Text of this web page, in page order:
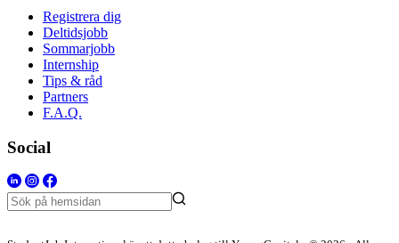
Registrera dig
Deltidsjobb
Sommarjobb
Internship
Tips & råd
Partners
F.A.Q.
Social